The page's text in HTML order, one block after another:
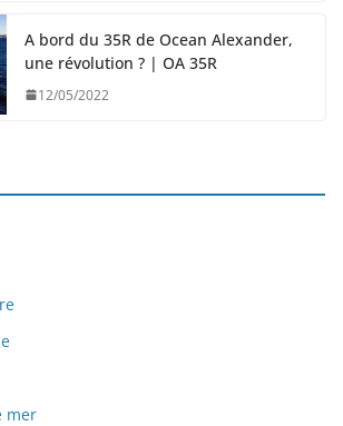
A bord du 35R de Ocean Alexander,
une révolution ? | OA 35R
12/05/2022
mer